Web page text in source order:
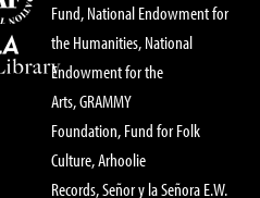
Fund, National Endowment for
the Humanities, National
Endowment for the
Arts, GRAMMY
Foundation, Fund for Folk
Culture, Arhoolie
Records, Señor y la Señora E.W.